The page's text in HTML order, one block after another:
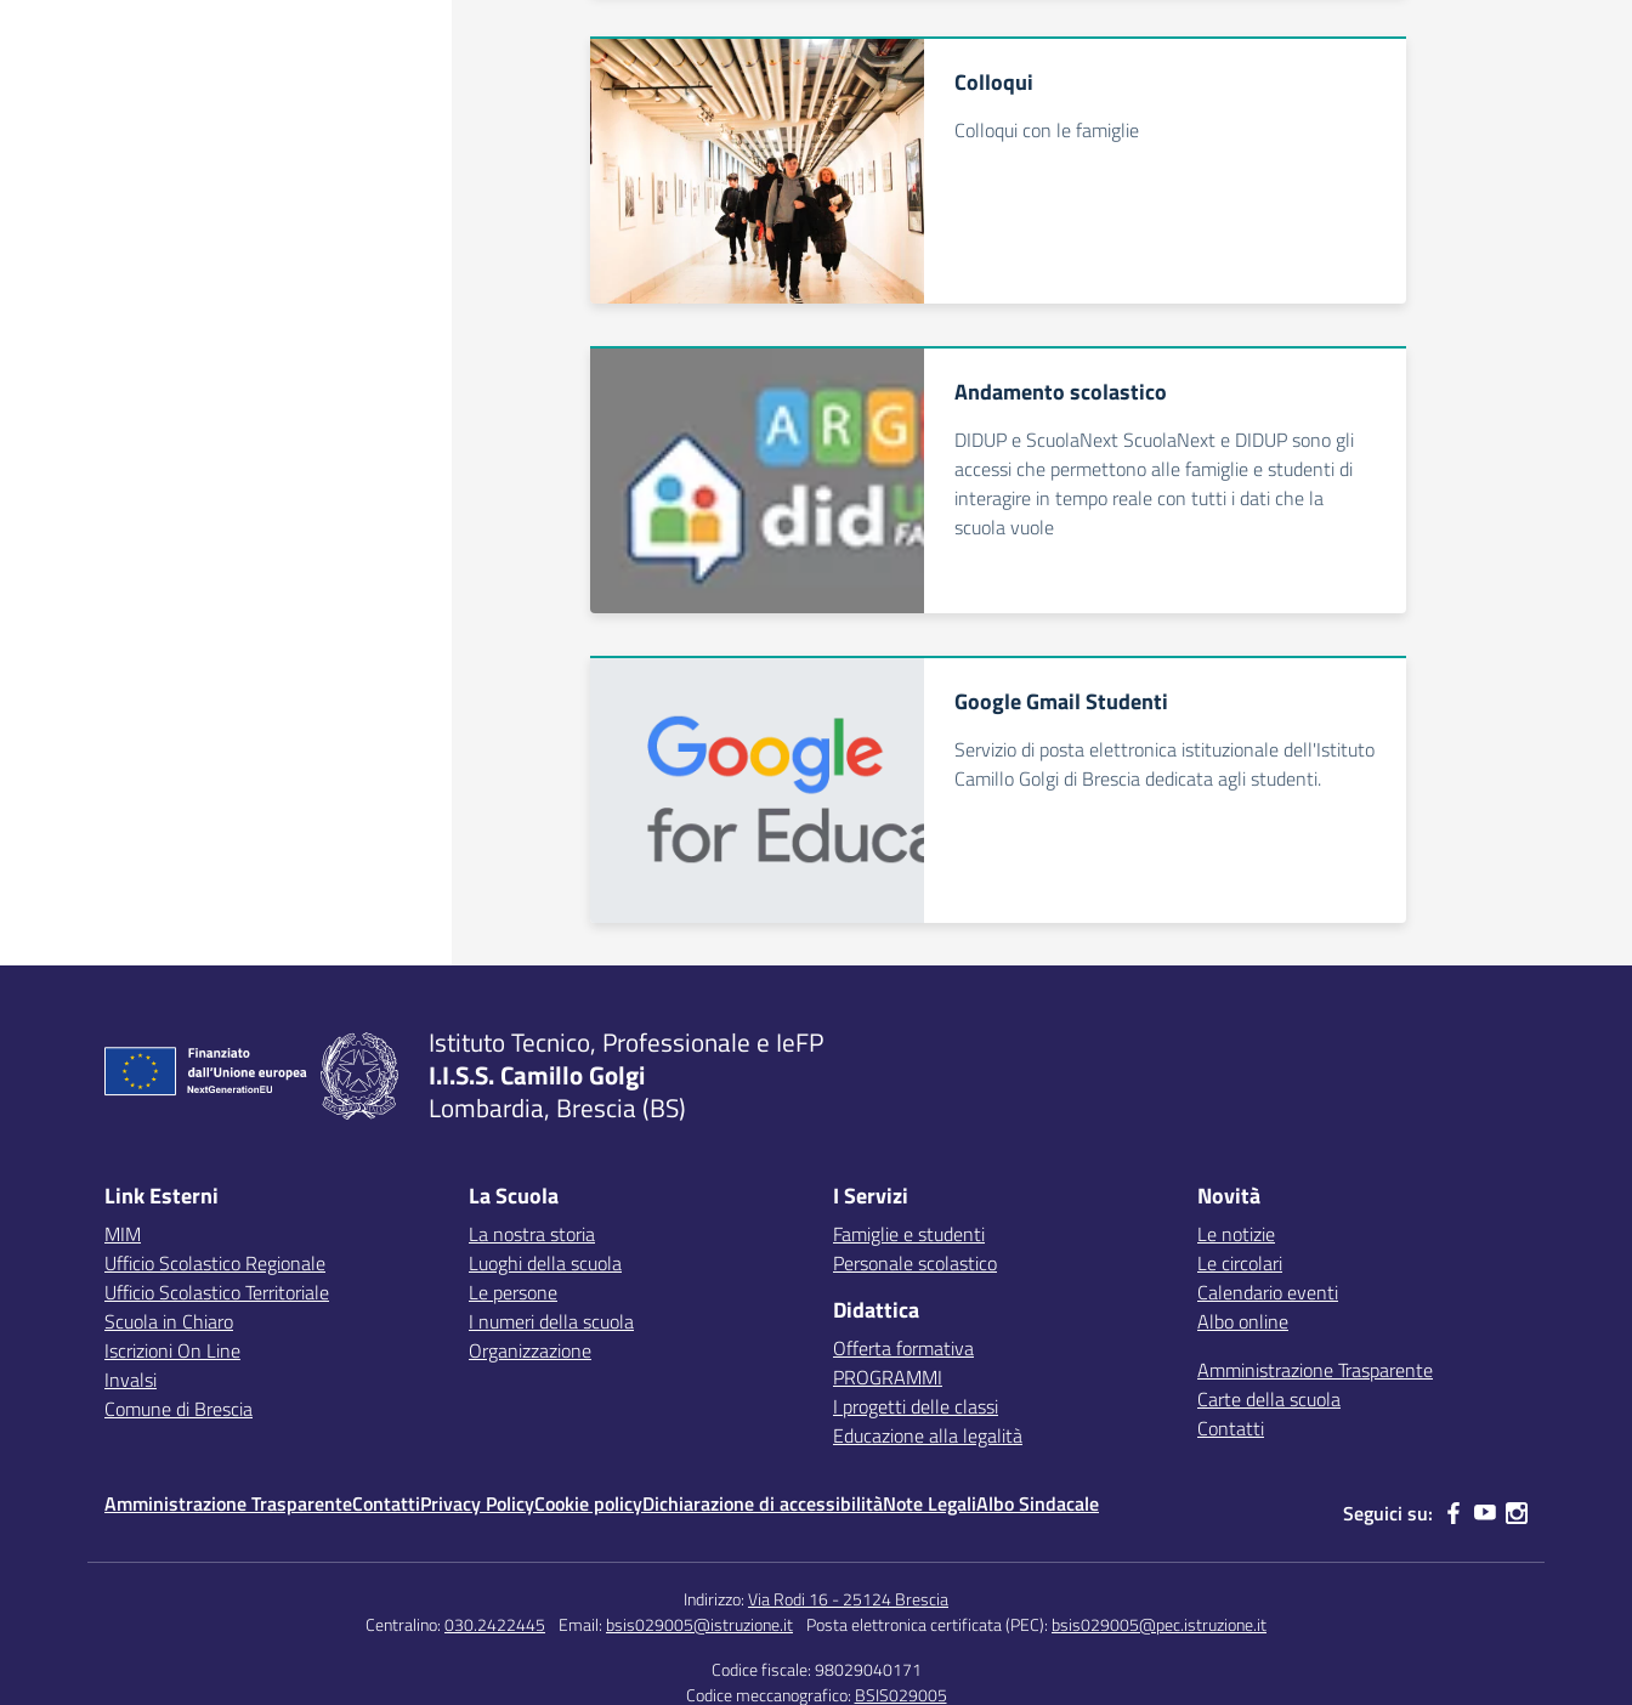
Colloqui
Colloqui con le famiglie
Andamento scolastico
DIDUP e ScuolaNext ScuolaNext e DIDUP sono gli
accessi che permettono alle famiglie e studenti di
interagire in tempo reale con tutti i dati che la
scuola vuole
Google Gmail Studenti
Servizio di posta elettronica istituzionale dell'Istituto
Camillo Golgi di Brescia dedicata agli studenti.
Istituto Tecnico, Professionale e IeFP
I.I.S.S. Camillo Golgi
Lombardia, Brescia (BS)
Link Esterni
MIM
Ufficio Scolastico Regionale
Ufficio Scolastico Territoriale
Scuola in Chiaro
Iscrizioni On Line
Invalsi
Comune di Brescia
La Scuola
La nostra storia
Luoghi della scuola
Le persone
I numeri della scuola
Organizzazione
I Servizi
Famiglie e studenti
Personale scolastico
Didattica
Offerta formativa
PROGRAMMI
I progetti delle classi
Educazione alla legalità
Novità
Le notizie
Le circolari
Calendario eventi
Albo online
Amministrazione Trasparente
Carte della scuola
Contatti
Amministrazione TrasparenteContattiPrivacy PolicyCookie policyDichiarazione di accessibilitàNote LegaliAlbo Sindacale Seguici su:
Indirizzo:Via Rodi 16 - 25124 Brescia
Centralino:030.2422445 Email: bsis029005@istruzione.it Posta elettronica certificata (PEC): bsis029005@pec.istruzione.it
Codice fiscale: 98029040171
Codice meccanografico: BSIS029005